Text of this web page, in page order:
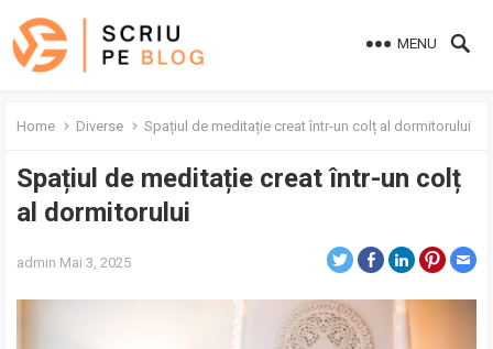
MENU
Home Diverse Spațiul de meditație creat într-un colț al dormitorului
Spațiul de meditație creat într-un colț
al dormitorului
admin Mai 3, 2025